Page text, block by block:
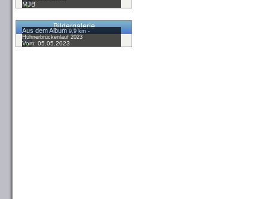
MJB
Bildergalerie
Aus dem Album9,9 km -
Hühnerbrückenlauf 2023
Vom: 05.05.2023